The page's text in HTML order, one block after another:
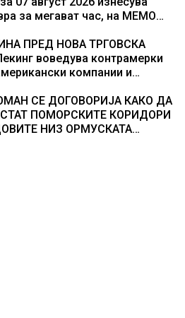
за мегават час, на МЕМО
ПРЕД НОВА ТРГОВСКА
воведува контрамерки
компании и
СЕ ДОГОВОРИЈА КАКО ДА
ПОМОРСКИТЕ КОРИДОРИ
НИЗ ОРМУСКАТА